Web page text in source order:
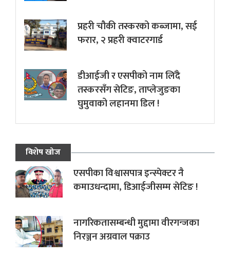
प्रहरी चौकी तस्करको कब्जामा, सई
फरार, २ प्रहरी क्वाटरगार्ड
डीआईजी र एसपीको नाम लिँदै
तस्करसँग सेटिङ, ताप्लेजुङका
घुमुवाको लहानमा डिल !
विशेष खोज
एसपीका विश्वासपात्र इन्स्पेक्टर नै
कमाउधन्दामा, डिआईजीसम्म सेटिङ !
नागरिकतासम्बन्धी मुद्दामा वीरगन्जका
निरञ्जन अग्रवाल पक्राउ